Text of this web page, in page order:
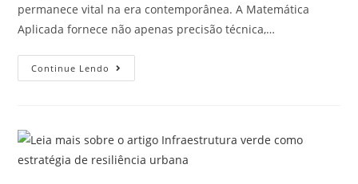
permanece vital na era contemporânea. A Matemática
Aplicada fornece não apenas precisão técnica,…
Continue Lendo